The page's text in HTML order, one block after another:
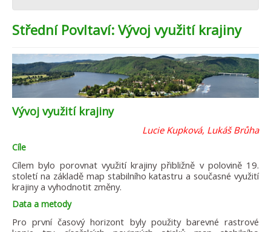
Střední Povltaví: Vývoj využití krajiny
Vývoj využití krajiny
Lucie Kupková, Lukáš Brůha
Cíle
Cílem bylo porovnat využití krajiny přibližně v polovině 19.
století na základě map stabilního katastru a současné využití
krajiny a vyhodnotit změny.
Data a metody
Pro první časový horizont byly použity barevné rastrové